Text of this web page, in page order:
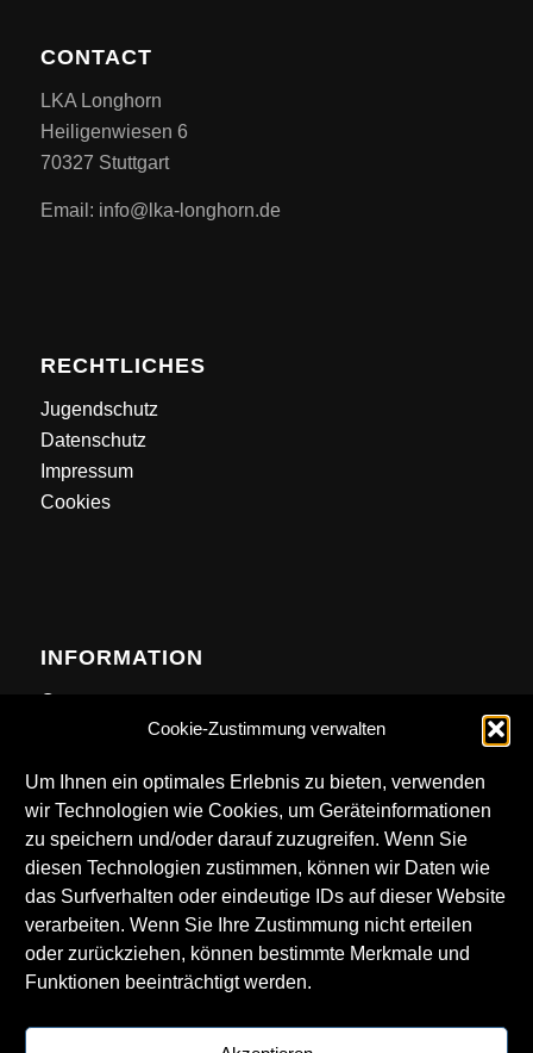
Cookie-Zustimmung verwalten
Um Ihnen ein optimales Erlebnis zu bieten, verwenden
wir Technologien wie Cookies, um Geräteinformationen
zu speichern und/oder darauf zuzugreifen. Wenn Sie
diesen Technologien zustimmen, können wir Daten wie
das Surfverhalten oder eindeutige IDs auf dieser Website
verarbeiten. Wenn Sie Ihre Zustimmung nicht erteilen
oder zurückziehen, können bestimmte Merkmale und
Funktionen beeinträchtigt werden.
CONTACT
LKA Longhorn
Heiligenwiesen 6
70327 Stuttgart
Email: info@lka-longhorn.de
RECHTLICHES
Jugendschutz
Datenschutz
Impressum
Cookies
INFORMATION
Contact
DOWNLOADS
Technical Rider
LKA Logos
Getränkekarte